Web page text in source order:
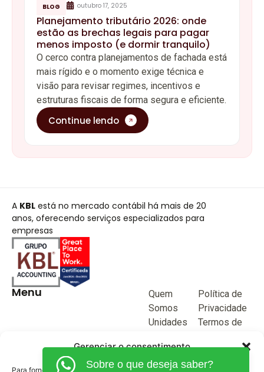
Gerenciar o consentimento
Para fornecer as melhores experiências, usamos tecnologias como
BLOG outubro 17, 2025
Planejamento tributário 2026: onde
estão as brechas legais para pagar
menos imposto (e dormir tranquilo)
O cerco contra planejamentos de fachada está
mais rígido e o momento exige técnica e
visão para revisar regimes, incentivos e
estruturas fiscais de forma segura e eficiente.
Continue lendo
A KBL está no mercado contábil há mais de 20
anos, oferecendo serviços especializados para
empresas
Menu
Quem
Somos
Unidades
Blog
Junte-se a
Política de
Privacidade
Termos de
Sobre o que deseja saber?